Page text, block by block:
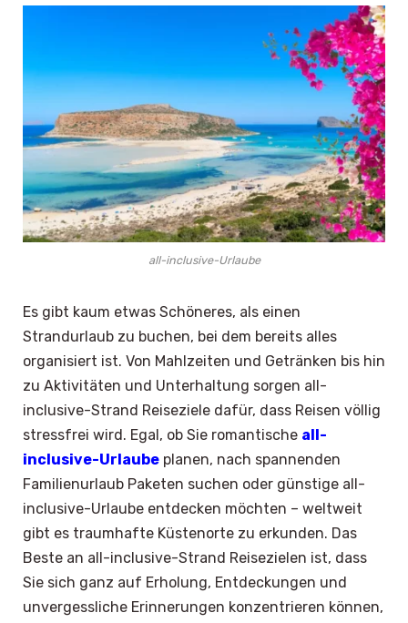
all-inclusive-Urlaube
Es gibt kaum etwas Schöneres, als einen
Strandurlaub zu buchen, bei dem bereits alles
organisiert ist. Von Mahlzeiten und Getränken bis hin
zu Aktivitäten und Unterhaltung sorgen all-
inclusive-Strand Reiseziele dafür, dass Reisen völlig
stressfrei wird. Egal, ob Sie romantische all-
inclusive-Urlaube planen, nach spannenden
Familienurlaub Paketen suchen oder günstige all-
inclusive-Urlaube entdecken möchten – weltweit
gibt es traumhafte Küstenorte zu erkunden. Das
Beste an all-inclusive-Strand Reisezielen ist, dass
Sie sich ganz auf Erholung, Entdeckungen und
unvergessliche Erinnerungen konzentrieren können,